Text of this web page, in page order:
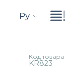
Ру
Код товара
KR823